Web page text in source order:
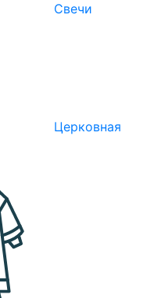
Свечи
Церковная